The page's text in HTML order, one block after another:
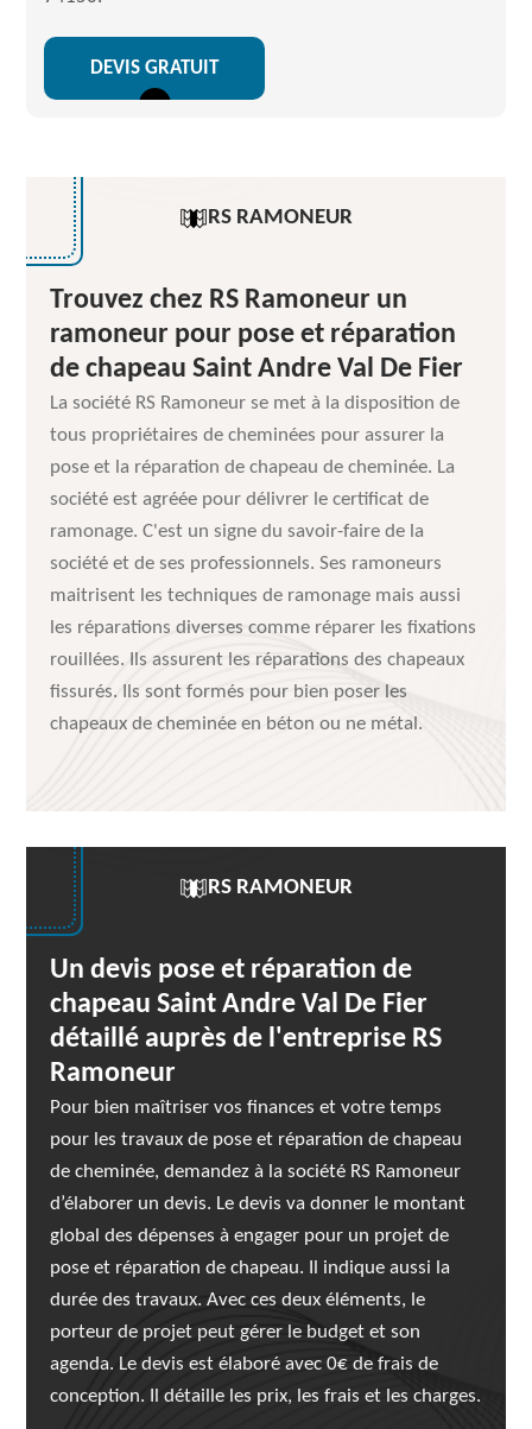
DEVIS GRATUIT
RS RAMONEUR
Trouvez chez RS Ramoneur un
ramoneur pour pose et réparation
de chapeau Saint Andre Val De Fier
La société RS Ramoneur se met à la disposition de
tous propriétaires de cheminées pour assurer la
pose et la réparation de chapeau de cheminée. La
société est agréée pour délivrer le certificat de
ramonage. C'est un signe du savoir-faire de la
société et de ses professionnels. Ses ramoneurs
maitrisent les techniques de ramonage mais aussi
les réparations diverses comme réparer les fixations
rouillées. Ils assurent les réparations des chapeaux
fissurés. Ils sont formés pour bien poser les
chapeaux de cheminée en béton ou ne métal.
RS RAMONEUR
Un devis pose et réparation de
chapeau Saint Andre Val De Fier
détaillé auprès de l'entreprise RS
Ramoneur
Pour bien maîtriser vos finances et votre temps
pour les travaux de pose et réparation de chapeau
de cheminée, demandez à la société RS Ramoneur
d’élaborer un devis. Le devis va donner le montant
global des dépenses à engager pour un projet de
pose et réparation de chapeau. Il indique aussi la
durée des travaux. Avec ces deux éléments, le
porteur de projet peut gérer le budget et son
agenda. Le devis est élaboré avec 0€ de frais de
conception. Il détaille les prix, les frais et les charges.